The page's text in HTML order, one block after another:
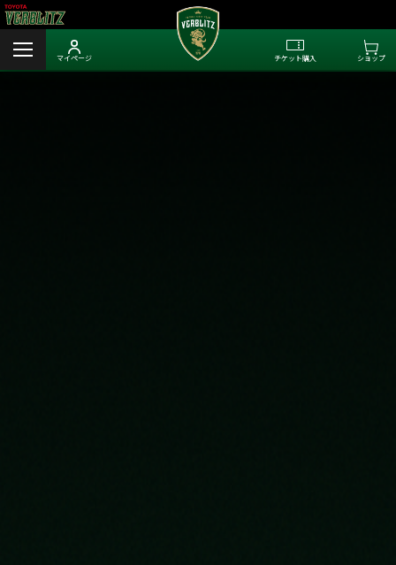
マイページ チケット購入 ショップ